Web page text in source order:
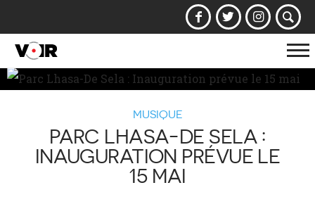
la
MUSIQUE
PARC LHASA-DE SELA :
INAUGURATION PRÉVUE LE
15 MAI